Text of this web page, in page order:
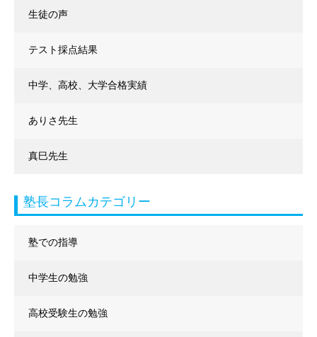
生徒の声
テスト採点結果
中学、高校、大学合格実績
ありさ先生
真巳先生
塾長コラムカテゴリー
塾での指導
中学生の勉強
高校受験生の勉強